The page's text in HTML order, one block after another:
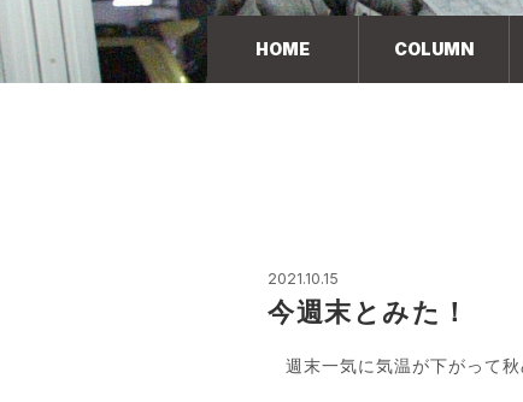
HOME COLUMN
2021.10.15
今週末とみた！
週末一気に気温が下がって秋